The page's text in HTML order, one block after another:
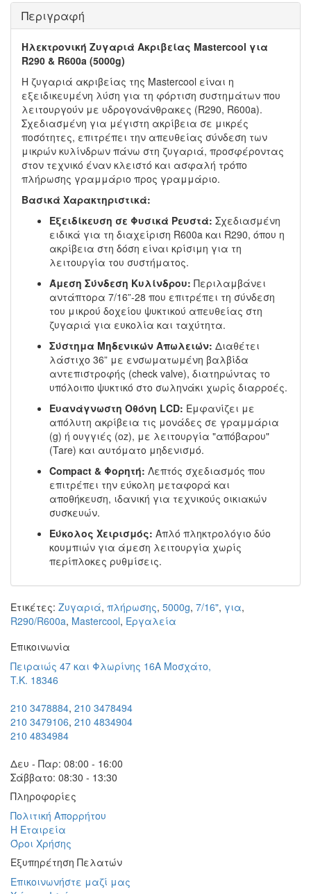
Περιγραφή
Ηλεκτρονική Ζυγαριά Ακριβείας Mastercool για
R290 & R600a (5000g)
Η ζυγαριά ακριβείας της Mastercool είναι η
εξειδικευμένη λύση για τη φόρτιση συστημάτων που
λειτουργούν με υδρογονάνθρακες (R290, R600a).
Σχεδιασμένη για μέγιστη ακρίβεια σε μικρές
ποσότητες, επιτρέπει την απευθείας σύνδεση των
μικρών κυλίνδρων πάνω στη ζυγαριά, προσφέροντας
στον τεχνικό έναν κλειστό και ασφαλή τρόπο
πλήρωσης γραμμάριο προς γραμμάριο.
Βασικά Χαρακτηριστικά:
Εξειδίκευση σε Φυσικά Ρευστά: Σχεδιασμένη
ειδικά για τη διαχείριση R600a και R290, όπου η
ακρίβεια στη δόση είναι κρίσιμη για τη
λειτουργία του συστήματος.
Άμεση Σύνδεση Κυλίνδρου: Περιλαμβάνει
αντάπτορα 7/16”-28 που επιτρέπει τη σύνδεση
του μικρού δοχείου ψυκτικού απευθείας στη
ζυγαριά για ευκολία και ταχύτητα.
Σύστημα Μηδενικών Απωλειών: Διαθέτει
λάστιχο 36” με ενσωματωμένη βαλβίδα
αντεπιστροφής (check valve), διατηρώντας το
υπόλοιπο ψυκτικό στο σωληνάκι χωρίς διαρροές.
Ευανάγνωστη Οθόνη LCD: Εμφανίζει με
απόλυτη ακρίβεια τις μονάδες σε γραμμάρια
(g) ή ουγγιές (oz), με λειτουργία "απόβαρου"
(Tare) και αυτόματο μηδενισμό.
Compact & Φορητή: Λεπτός σχεδιασμός που
επιτρέπει την εύκολη μεταφορά και
αποθήκευση, ιδανική για τεχνικούς οικιακών
συσκευών.
Εύκολος Χειρισμός: Απλό πληκτρολόγιο δύο
κουμπιών για άμεση λειτουργία χωρίς
περίπλοκες ρυθμίσεις.
Ετικέτες: Ζυγαριά, πλήρωσης, 5000g, 7/16", για,
R290/R600a, Μastercool, Εργαλεία
Eπικοινωνία
Πειραιώς 47 και Φλωρίνης 16Α Μοσχάτο,
T.K. 18346
210 3478884, 210 3478494
210 3479106, 210 4834904
210 4834984
Δευ - Παρ: 08:00 - 16:00
Σάββατο: 08:30 - 13:30
Πληροφορίες
Πολιτική Απορρήτου
Η Εταιρεία
Όροι Χρήσης
Εξυπηρέτηση Πελατών
Επικοινωνήστε μαζί μας